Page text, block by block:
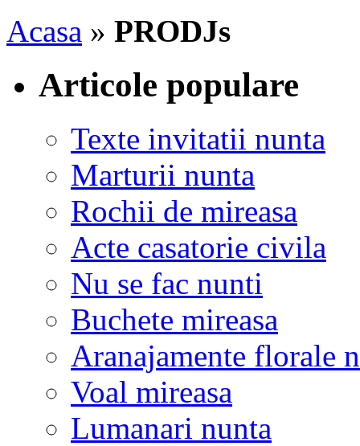
Acasa » PRODJs
Articole populare
Texte invitatii nunta
Marturii nunta
Rochii de mireasa
Acte casatorie civila
Nu se fac nunti
Buchete mireasa
Aranajamente florale
Voal mireasa
Lumanari nunta